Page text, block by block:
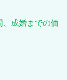
、成婚までの価